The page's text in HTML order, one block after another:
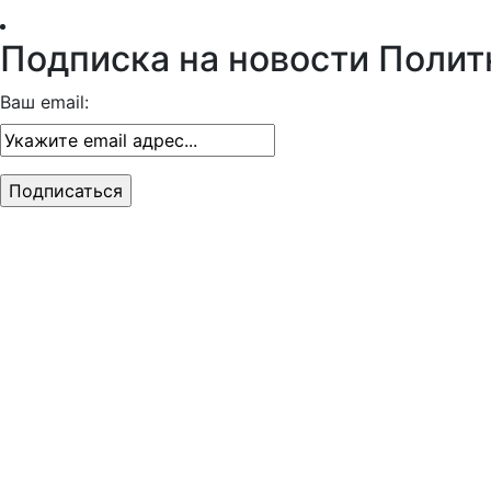
Подписка на новости
Ваш email: